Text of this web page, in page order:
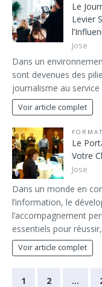
Le
Levier
Jose
Dans un
sont devenues des
journalisme au
Voir article complet
Le
Votre
Jose
Dans un monde en
l’information, le
l’accompagnement
essentiels pour
Voir article complet
1 2 …